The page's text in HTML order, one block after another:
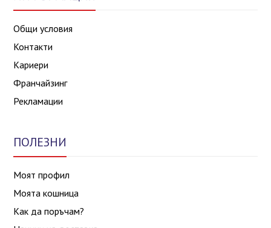
Общи условия
Контакти
Кариери
Франчайзинг
Рекламации
ПОЛЕЗНИ
Моят профил
Моята кошница
Как да поръчам?